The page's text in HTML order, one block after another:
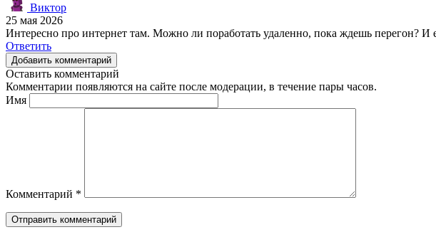
Виктор
25 мая 2026
Интересно про интернет там. Можно ли поработать удаленно, пока ждешь перегон? И
Ответить
Добавить комментарий
Оставить комментарий
Комментарии появляются на сайте после модерации, в течение пары часов.
Имя
Комментарий *